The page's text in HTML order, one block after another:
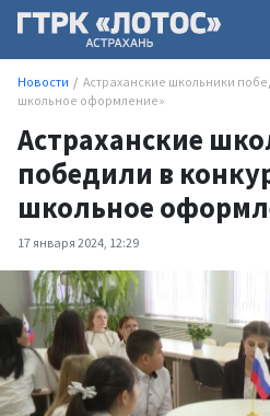
Новости
Астраханские школьники
школьное оформление»
Астраханские
победили в
школьное
17 января 2024, 12:29